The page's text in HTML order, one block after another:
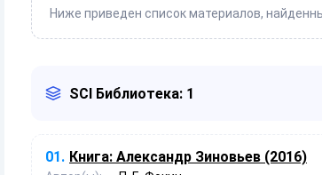
Ниже приведен список материалов,
SCI Библиотека: 1
01. Книга: Александр Зиновьев (2016)